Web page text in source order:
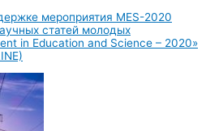
мероприятия MES-2020
статей молодых
in Education and Science – 2020»